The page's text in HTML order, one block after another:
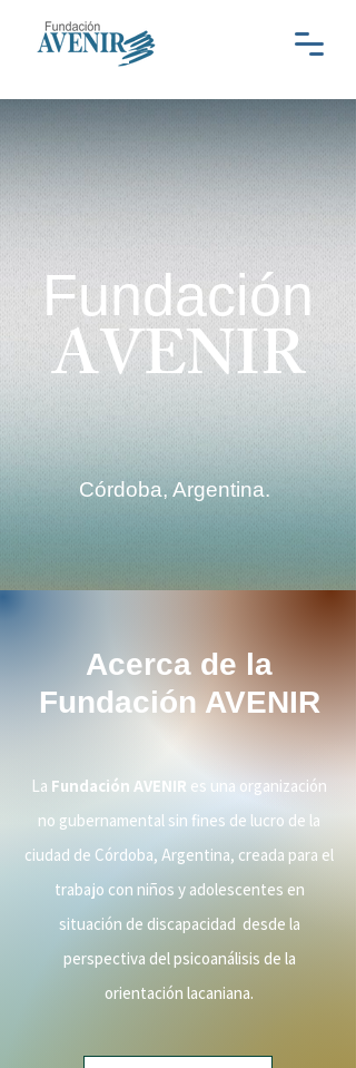
..
Fundación
AVENIR
Córdoba, Argentina.
Acerca de la
Fundación AVENIR
La Fundación AVENIR es una organización
no gubernamental sin fines de lucro de la
ciudad de Córdoba, Argentina, creada para el
trabajo con niños y adolescentes en
situación de discapacidad desde la
perspectiva del psicoanálisis de la
orientación lacaniana.